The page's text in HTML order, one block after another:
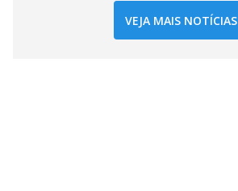
VEJA MAIS NOTÍCIAS